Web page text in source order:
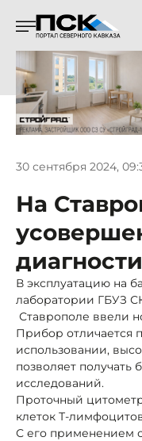
30 сентября 2024,
На
В эксплуатацию на
лаборатории ГБУЗ
Ставрополе ввели
Прибор отличается
использовании,
позволяет получать
исследований.
Проточный
клеток Т-
С его применением